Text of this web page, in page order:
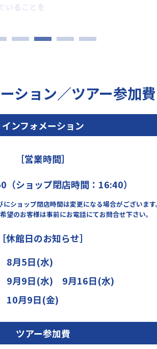
上に乗った目線で、充填工程の圧倒的な
じる超没入体験をお楽しみいただきます
ション／ツアー参加費
インフォメーション
［営業時間］
ショップ閉店時間：16:40）
ショップ閉店時間は変更になる場合がございます
望のお客様は事前にお電話にてお問合せ下さい。
［休館日のお知らせ］
8月5日(水)
9月9日(水) 9月16日(水)
10月9日(金)
ツアー参加費